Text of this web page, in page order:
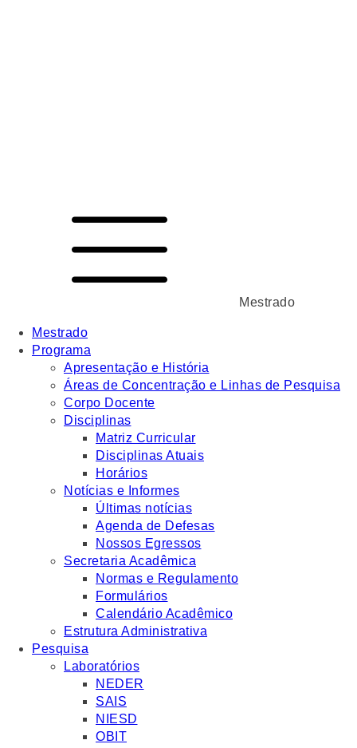
Mestrado
Mestrado
Programa
Apresentação e História
Áreas de Concentração e Linhas de Pesquisa
Corpo Docente
Disciplinas
Matriz Curricular
Disciplinas Atuais
Horários
Notícias e Informes
Últimas notícias
Agenda de Defesas
Nossos Egressos
Secretaria Acadêmica
Normas e Regulamento
Formulários
Calendário Acadêmico
Estrutura Administrativa
Pesquisa
Laboratórios
NEDER
SAIS
NIESD
OBIT